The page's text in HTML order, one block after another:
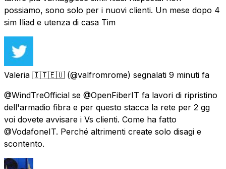
possiamo, sono solo per i nuovi clienti. Un mese dopo 4
sim Iliad e utenza di casa Tim
Valeria 🇮🇹🇪🇺 (@valfromrome) segnalati 9 minuti fa
@WindTreOfficial se @OpenFiberIT fa lavori di ripristino
dell'armadio fibra e per questo stacca la rete per 2 gg
voi dovete avvisare i Vs clienti. Come ha fatto
@VodafoneIT. Perché altrimenti create solo disagi e
scontento.